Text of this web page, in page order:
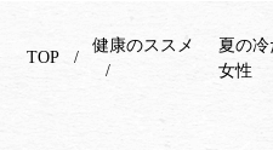
TOP
健康のススメ
夏の
女性